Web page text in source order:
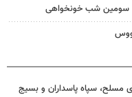
سومین شب خونخواهی